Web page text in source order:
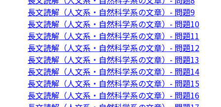
長文読解（人文系・自然科学系の文章）- 問題9
長文読解（人文系・自然科学系の文章）- 問題10
長文読解（人文系・自然科学系の文章）- 問題11
長文読解（人文系・自然科学系の文章）- 問題12
長文読解（人文系・自然科学系の文章）- 問題13
長文読解（人文系・自然科学系の文章）- 問題14
長文読解（人文系・自然科学系の文章）- 問題15
長文読解（人文系・自然科学系の文章）- 問題16